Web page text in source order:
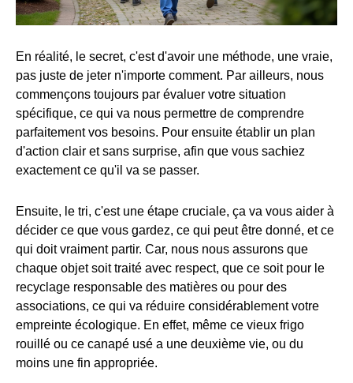
En réalité, le secret, c'est d'avoir une méthode, une vraie,
pas juste de jeter n'importe comment. Par ailleurs, nous
commençons toujours par évaluer votre situation
spécifique, ce qui va nous permettre de comprendre
parfaitement vos besoins. Pour ensuite établir un plan
d'action clair et sans surprise, afin que vous sachiez
exactement ce qu'il va se passer.
Ensuite, le tri, c'est une étape cruciale, ça va vous aider à
décider ce que vous gardez, ce qui peut être donné, et ce
qui doit vraiment partir. Car, nous nous assurons que
chaque objet soit traité avec respect, que ce soit pour le
recyclage responsable des matières ou pour des
associations, ce qui va réduire considérablement votre
empreinte écologique. En effet, même ce vieux frigo
rouillé ou ce canapé usé a une deuxième vie, ou du
moins une fin appropriée.